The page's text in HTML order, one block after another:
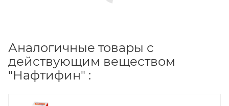
Аналогичные товары с
действующим веществом
"Нафтифин" :